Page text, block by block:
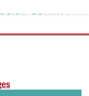
15mm :